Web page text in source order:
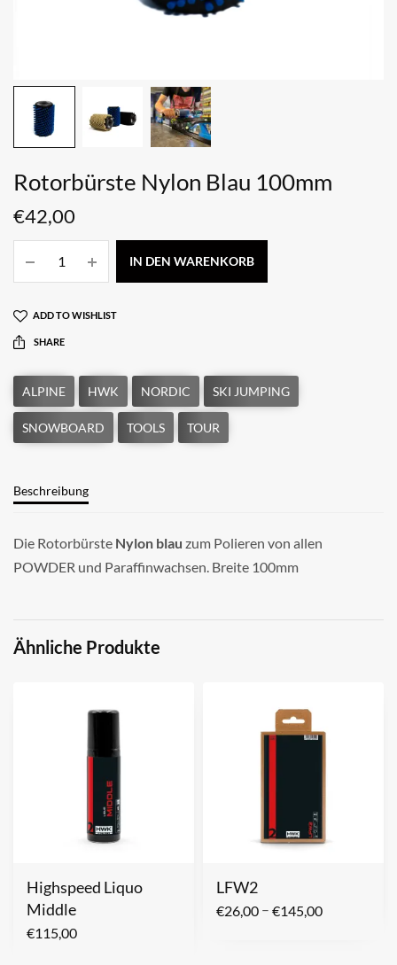
Rotorbürste Nylon Blau 100mm
€42,00
IN DEN WARENKORB
ADD TO WISHLIST
SHARE
Beschreibung
Die Rotorbürste Nylon blau zum Polieren von allen
POWDER und Paraffinwachsen. Breite 100mm
Ähnliche Produkte
Highspeed Liquo
Middle
€115,00
LFW2
€26,00 – €145,00